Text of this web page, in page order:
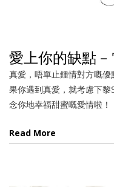
愛上你的缺點 –
真愛，唔單止鍾情對方嘅
果你遇到真愛，就考慮下
念你地幸福甜蜜嘅愛情啦！
Read More